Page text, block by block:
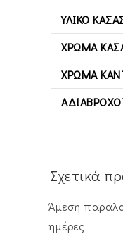
ΥΛΙΚΌ
ΧΡΏΜΑ
ΧΡΏΜΑ
Σχετικά
Άμεση
ημέρες